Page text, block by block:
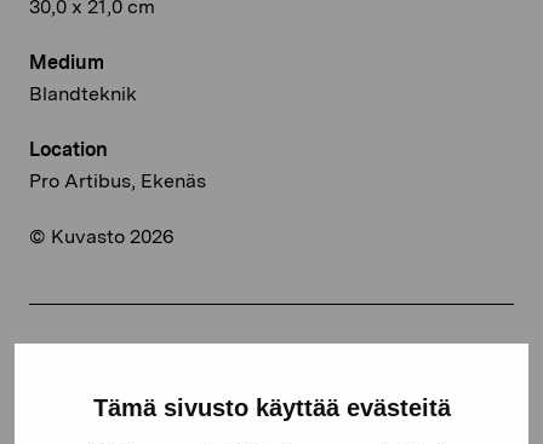
Tämä sivusto käyttää evästeitä
30,0 x 21,0 cm
Medium
Blandteknik
Location
Pro Artibus, Ekenäs
© Kuvasto 2026
Facebook